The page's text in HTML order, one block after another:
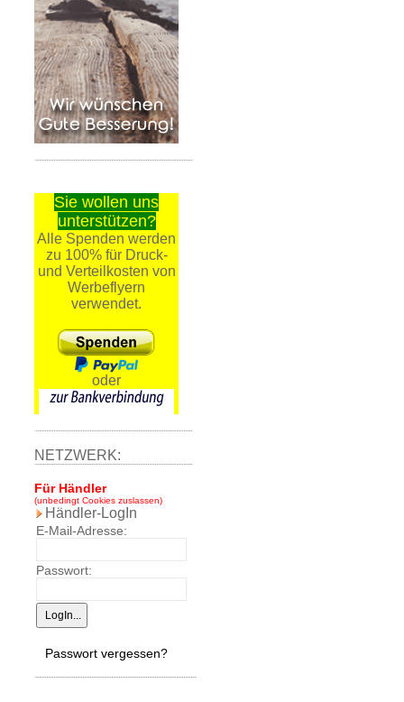
Sie wollen uns
unterstützen?
Alle Spenden werden
zu 100% für Druck-
und Verteilkosten von
Werbeflyern
verwendet.
oder
NETZWERK:
Für Händler
(unbedingt Cookies zuslassen)
Händler-LogIn
E-Mail-Adresse:
Passwort:
Passwort vergessen?